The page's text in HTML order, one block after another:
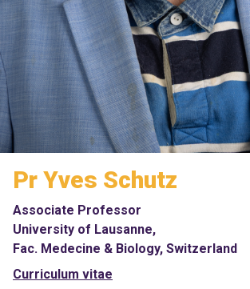
Pr Yves Schutz
Associate Professor
University of Lausanne,
Fac. Medecine & Biology, Switzerland
Curriculum vitae